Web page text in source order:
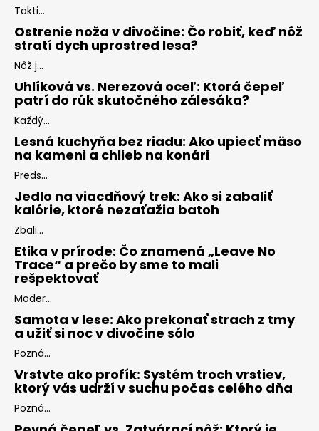
Takti...
Ostrenie noža v divočine: Čo robiť, keď nôž
stratí dych uprostred lesa?
Nôž j...
Uhlíková vs. Nerezová oceľ: Ktorá čepeľ
patrí do rúk skutočného zálesáka?
Každý...
Lesná kuchyňa bez riadu: Ako upiecť mäso
na kameni a chlieb na konári
Preds...
Jedlo na viacdňový trek: Ako si zabaliť
kalórie, ktoré nezaťažia batoh
Zbali...
Etika v prírode: Čo znamená „Leave No
Trace“ a prečo by sme to mali
rešpektovať
Moder...
Samota v lese: Ako prekonať strach z tmy
a užiť si noc v divočine sólo
Pozná...
Vrstvte ako profík: Systém troch vrstiev,
ktorý vás udrží v suchu počas celého dňa
Pozná...